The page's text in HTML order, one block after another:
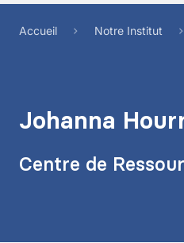
Accueil Notre Institut
Johanna
Centre de